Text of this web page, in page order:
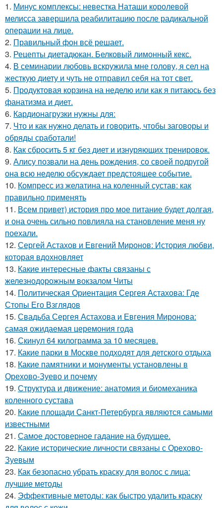
1. Минус комплексы: невестка Наташи королевой
мелисса завершила реабилитацию после радикальной
операции на лице.
2. Правильный фон всё решает.
3. Рецепты диетадюкан. Белковый лимонный кекс.
4. В семинарии любовь вскружила мне голову, я сел на
жесткую диету и чуть не отправил себя на тот свет.
5. Продуктовая корзина на неделю или как я питаюсь без
фанатизма и диет.
6. Кардионагрузки нужны для:
7. Что и как нужно делать и говорить, чтобы заговоры и
обряды сработали!
8. Как сбросить 5 кг без диет и изнуряющих тренировок.
9. Алису позвали на день рождения, со своей подругой
она всю неделю обсуждает предстоящее событие.
10. Компресс из желатина на коленный сустав: как
правильно применять
11. Всем привет) история про мое питание будет долгая,
и она очень сильно повлияла на становление меня ну
поехали.
12. Сергей Астахов и Евгений Миронов: История любви,
которая вдохновляет
13. Какие интересные факты связаны с
железнодорожным вокзалом Читы
14. Политическая Ориентация Сергея Астахова: Где
Стопы Его Взглядов
15. Свадьба Сергея Астахова и Евгения Миронова:
самая ожидаемая церемония года
16. Скинул 64 килограмма за 10 месяцев.
17. Какие парки в Москве подходят для детского отдыха
18. Какие памятники и монументы установлены в
Орехово-Зуево и почему
19. Структура и движение: анатомия и биомеханика
коленного сустава
20. Какие площади Санкт-Петербурга являются самыми
известными
21. Самое достоверное гадание на будущее.
22. Какие исторические личности связаны с Орехово-
Зуевым
23. Как безопасно убрать краску для волос с лица:
лучшие методы
24. Эффективные методы: как быстро удалить краску